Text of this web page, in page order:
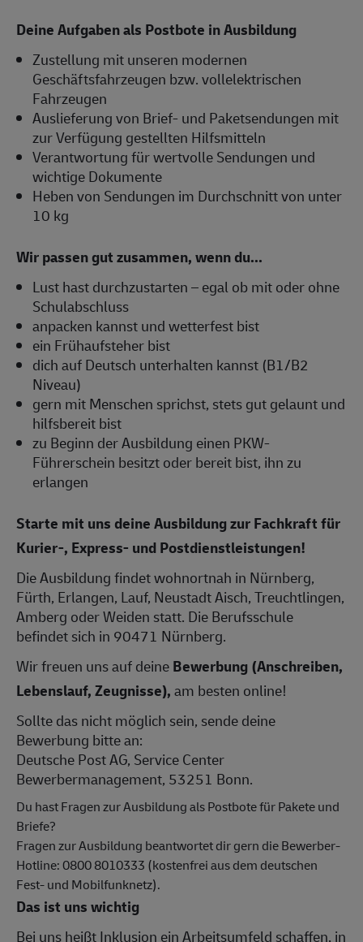
Deine Aufgaben als Postbote in Ausbildung
Zustellung mit unseren modernen
Geschäftsfahrzeugen bzw. vollelektrischen
Fahrzeugen
Auslieferung von Brief- und Paketsendungen mit
zur Verfügung gestellten Hilfsmitteln
Verantwortung für wertvolle Sendungen und
wichtige Dokumente
Heben von Sendungen im Durchschnitt von unter
10 kg
Wir passen gut zusammen, wenn du...
Lust hast durchzustarten – egal ob mit oder ohne
Schulabschluss
anpacken kannst und wetterfest bist
ein Frühaufsteher bist
dich auf Deutsch unterhalten kannst (B1/B2
Niveau)
gern mit Menschen sprichst, stets gut gelaunt und
hilfsbereit bist
zu Beginn der Ausbildung einen PKW-
Führerschein besitzt oder bereit bist, ihn zu
erlangen
Starte mit uns deine Ausbildung zur Fachkraft für
Kurier-, Express- und Postdienstleistungen!
Die Ausbildung findet wohnortnah in Nürnberg,
Fürth, Erlangen, Lauf, Neustadt Aisch, Treuchtlingen,
Amberg oder Weiden statt. Die Berufsschule
befindet sich in 90471 Nürnberg.
Wir freuen uns auf deineBewerbung (Anschreiben,
Lebenslauf, Zeugnisse),am besten online!
Sollte das nicht möglich sein, sende deine
Bewerbung bitte an:
Deutsche Post AG, Service Center
Bewerbermanagement, 53251 Bonn.
Du hast Fragen zur Ausbildung als Postbote für Pakete und
Briefe?
Fragen zur Ausbildung beantwortet dir gern die Bewerber-
Hotline: 0800 8010333 (kostenfrei aus dem deutschen
Fest- und Mobilfunknetz).
Das ist uns wichtig
Bei uns heißt Inklusion ein Arbeitsumfeld schaffen, in